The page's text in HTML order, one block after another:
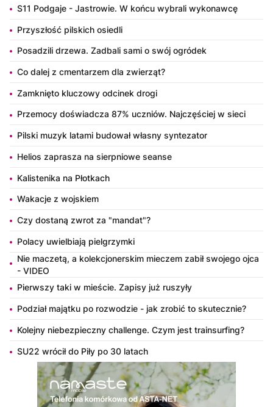
S11 Podgaje - Jastrowie. W końcu wybrali wykonawcę
Przyszłość pilskich osiedli
Posadzili drzewa. Zadbali sami o swój ogródek
Co dalej z cmentarzem dla zwierząt?
Zamknięto kluczowy odcinek drogi
Przemocy doświadcza 87% uczniów. Najczęściej w sieci
Pilski muzyk latami budował własny syntezator
Helios zaprasza na sierpniowe seanse
Kalistenika na Płotkach
Wakacje z wojskiem
Czy dostaną zwrot za "mandat"?
Polacy uwielbiają pielgrzymki
Nie maczetą, a kolekcjonerskim mieczem zabił swojego ojca
- VIDEO
Pierwszy taki w mieście. Zapisy już ruszyły
Podział majątku po rozwodzie - jak zrobić to skutecznie?
Kolejny niebezpieczny challenge. Czym jest trainsurfing?
SU22 wrócił do Piły po 30 latach